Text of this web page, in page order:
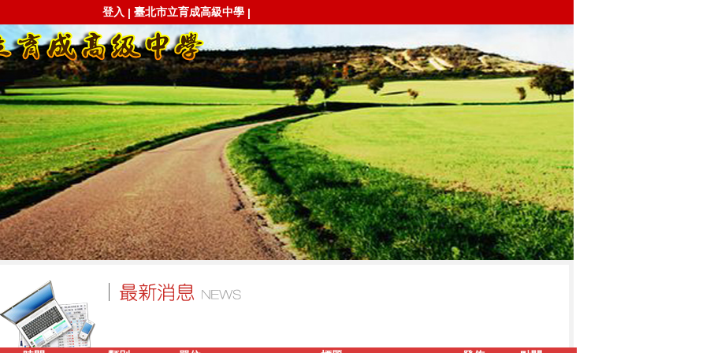
登入 | 臺北市立育成高級中學 |